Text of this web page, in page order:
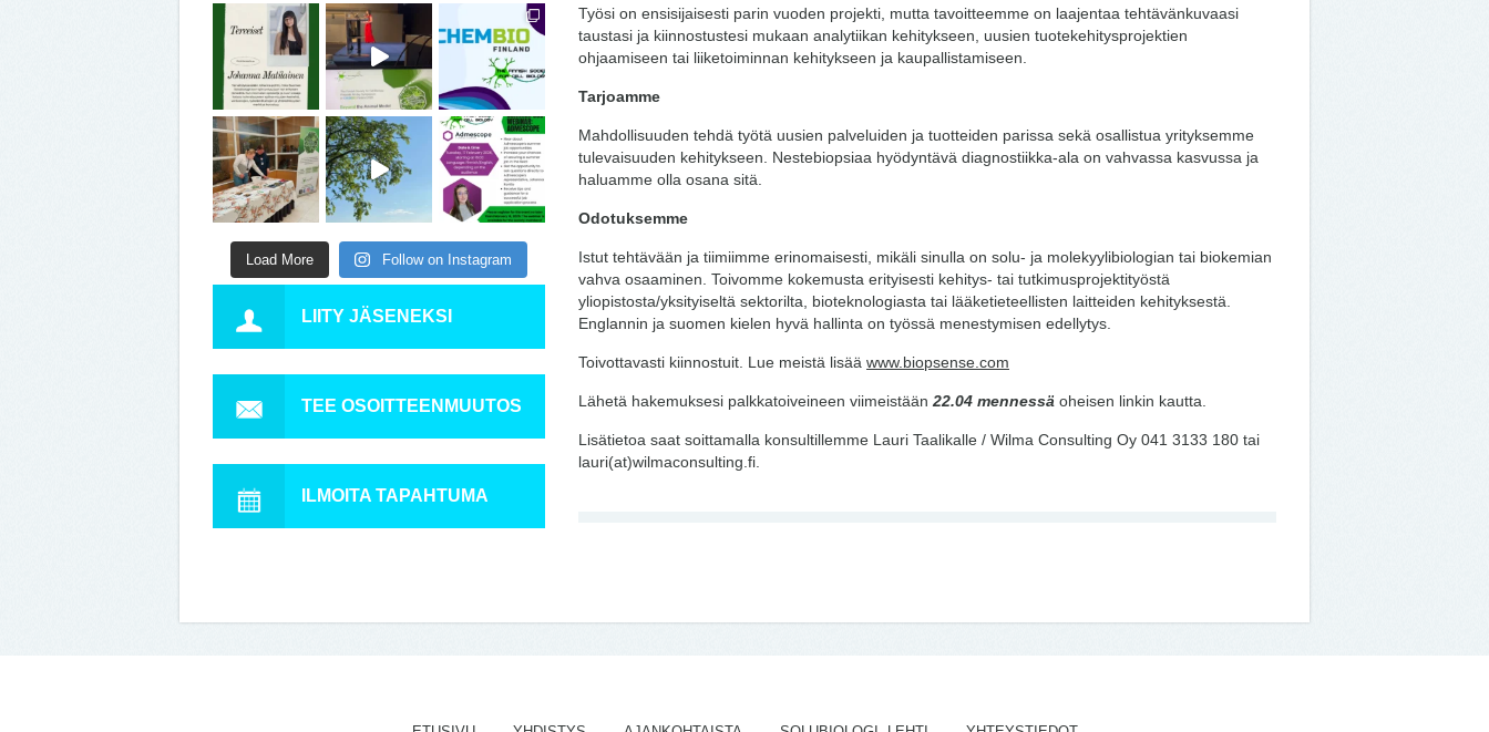
Load More Follow on Instagram
LIITY JÄSENEKSI
TEE OSOITTEENMUUTOS
ILMOITA TAPAHTUMA
Työsi on ensisijaisesti parin vuoden projekti, mutta tavoitteemme on laajentaa tehtävänkuvaasi
taustasi ja kiinnostustesi mukaan analytiikan kehitykseen, uusien tuotekehitysprojektien
ohjaamiseen tai liiketoiminnan kehitykseen ja kaupallistamiseen.
Tarjoamme
Mahdollisuuden tehdä työtä uusien palveluiden ja tuotteiden parissa sekä osallistua yrityksemme
tulevaisuuden kehitykseen. Nestebiopsiaa hyödyntävä diagnostiikka-ala on vahvassa kasvussa ja
haluamme olla osana sitä.
Odotuksemme
Istut tehtävään ja tiimiimme erinomaisesti, mikäli sinulla on solu- ja molekyylibiologian tai biokemian
vahva osaaminen. Toivomme kokemusta erityisesti kehitys- tai tutkimusprojektityöstä
yliopistosta/yksityiseltä sektorilta, bioteknologiasta tai lääketieteellisten laitteiden kehityksestä.
Englannin ja suomen kielen hyvä hallinta on työssä menestymisen edellytys.
Toivottavasti kiinnostuit. Lue meistä lisää www.biopsense.com
Lähetä hakemuksesi palkkatoiveineen viimeistään 22.04 mennessä oheisen linkin kautta.
Lisätietoa saat soittamalla konsultillemme Lauri Taalikalle / Wilma Consulting Oy 041 3133 180 tai
lauri(at)wilmaconsulting.fi.